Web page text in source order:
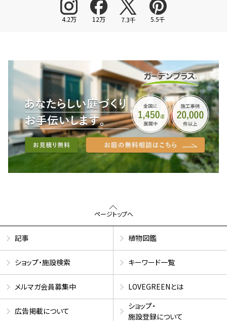
4.2万 12万 7.3千 5.5千
ページトップへ
記事 植物図鑑
ショップ・施設検索 キーワード一覧
メルマガ会員募集中 LOVEGREENとは
広告掲載について
ショップ・
施設登録について